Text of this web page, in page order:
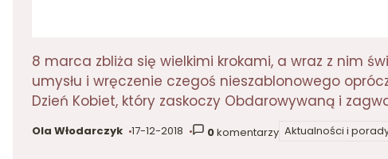
8 marca zbliża się wielkimi krokami, a wraz z nim
umysłu i wręczenie czegoś nieszablonowego
Dzień Kobiet, który zaskoczy Obdarowywaną i
autor:
Ola Włodarczyk dodano:
17-12-2018 0komentarzyw kategorii
Aktualności i